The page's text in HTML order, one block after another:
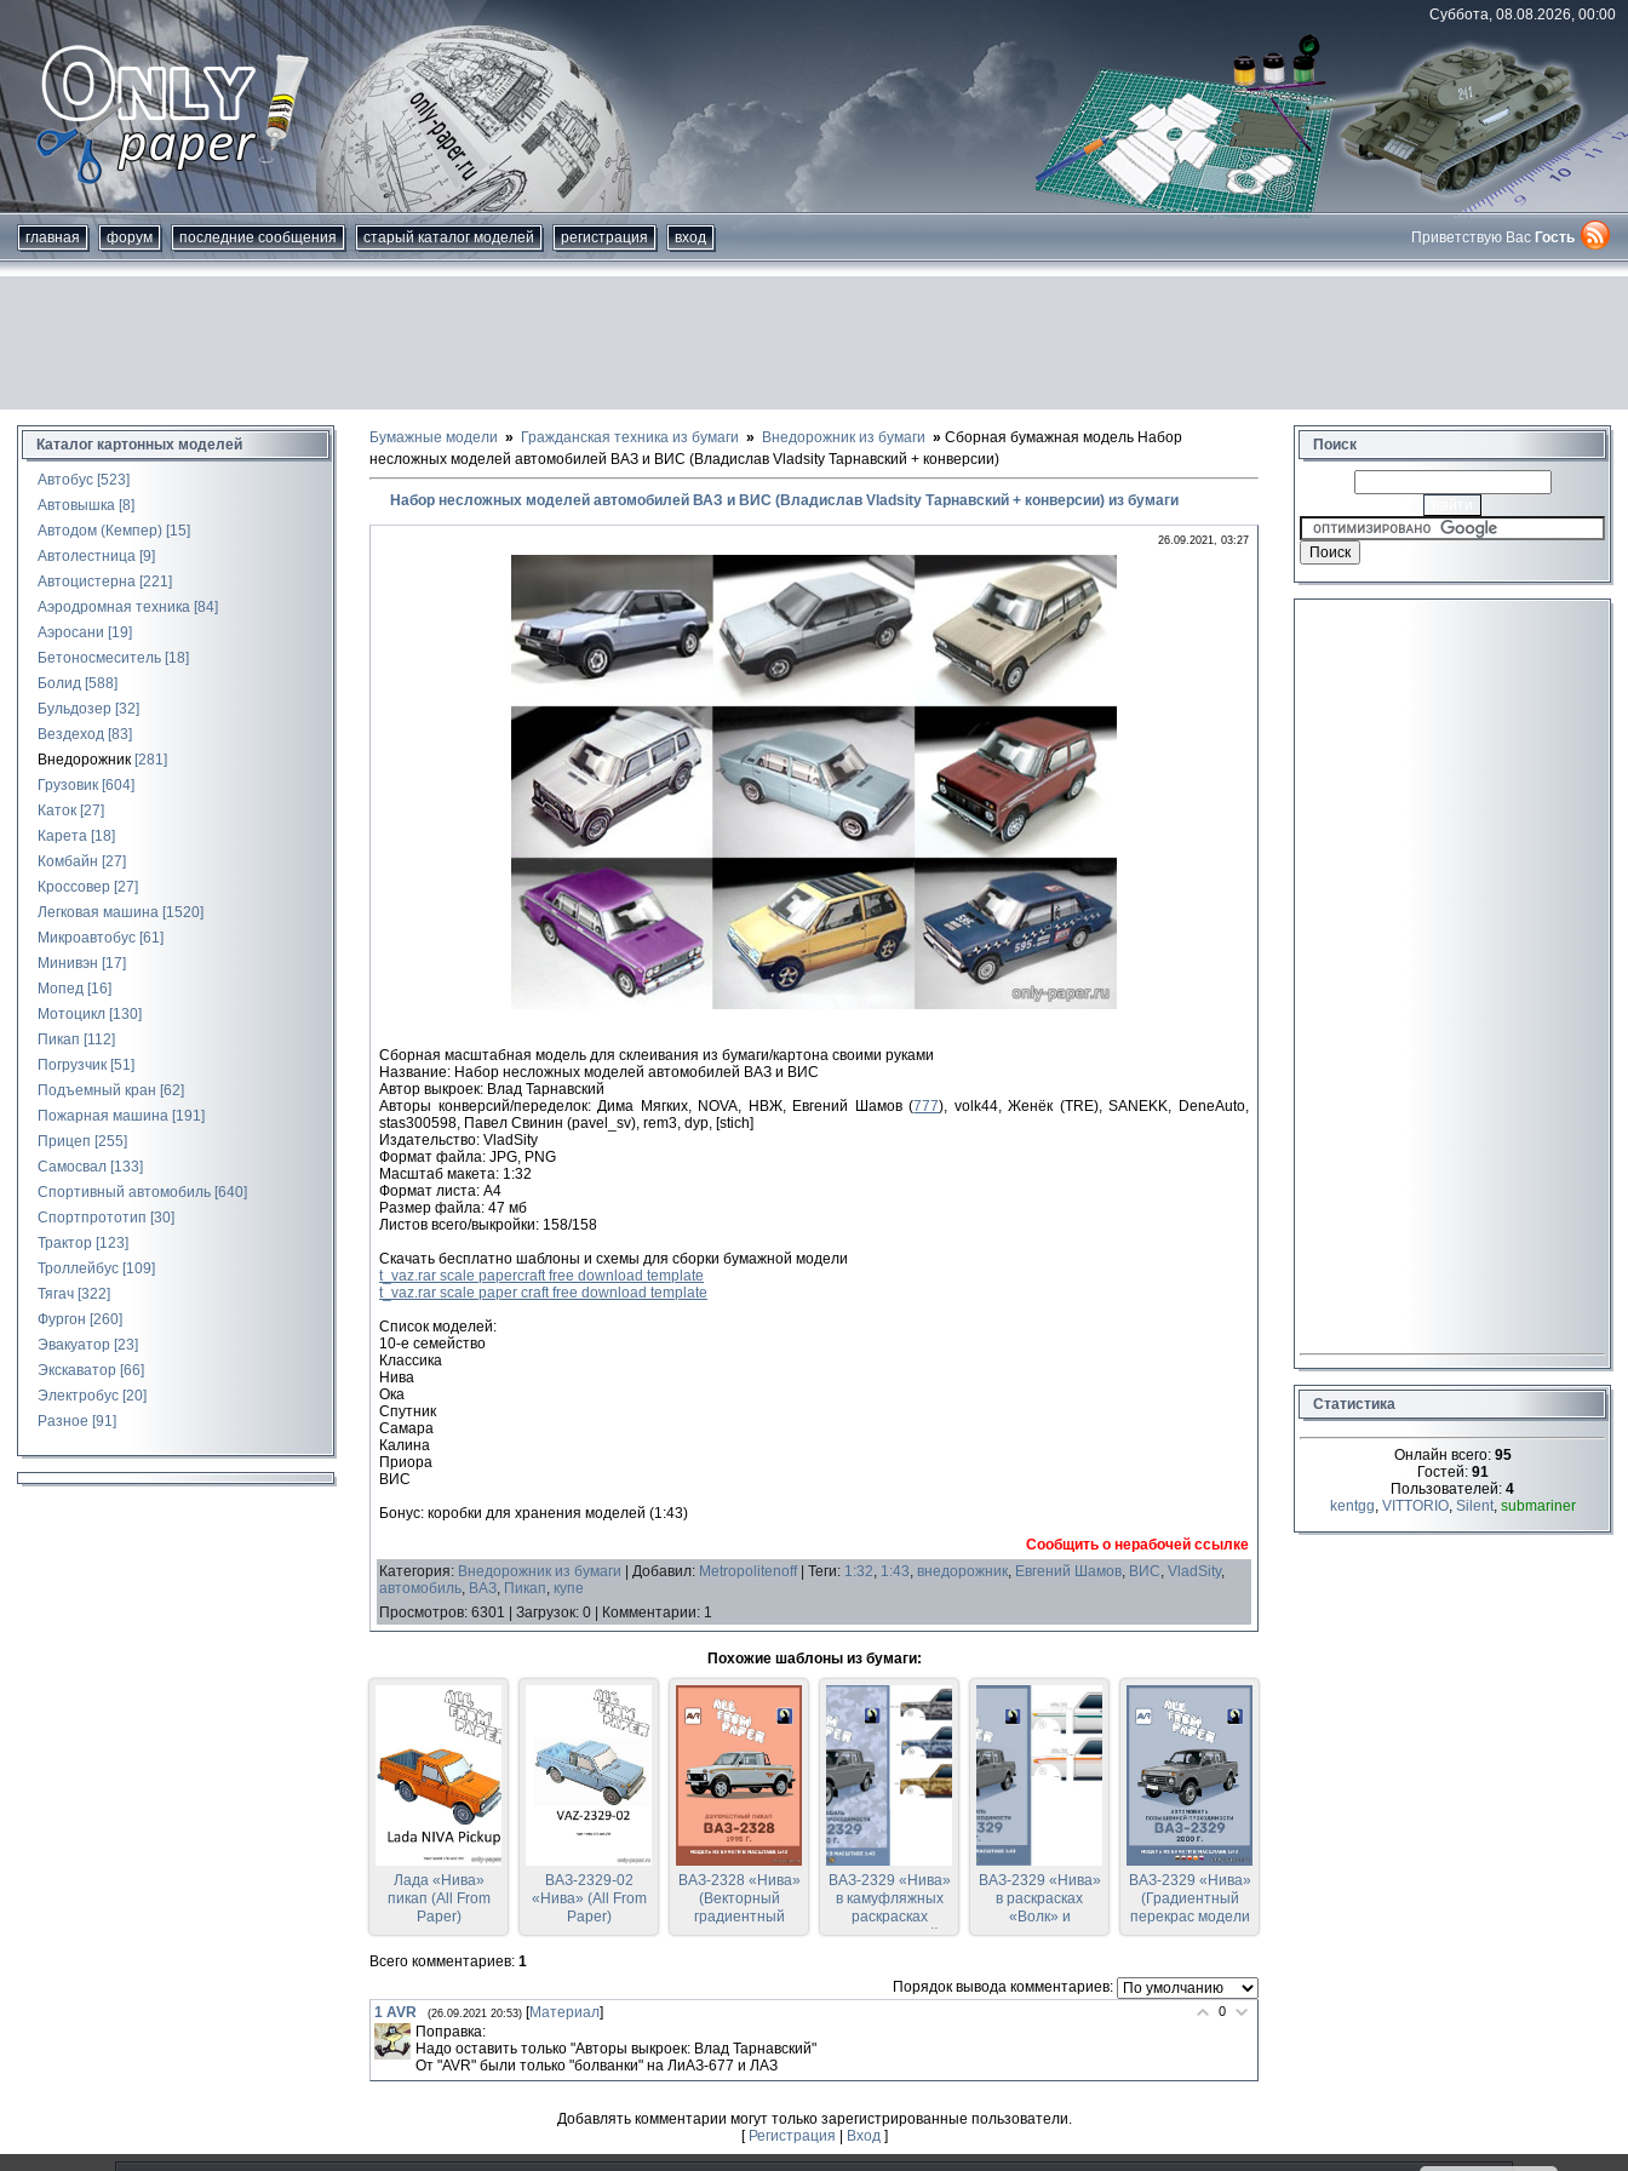
Суббота, 08.08.2026, 00:00
главная форум последние сообщения старый каталог моделей регистрация вход Приветствую Вас Гость
Каталог картонных моделей
Автобус [523]
Автовышка [8]
Автодом (Кемпер) [15]
Автолестница [9]
Автоцистерна [221]
Аэродромная техника [84]
Аэросани [19]
Бетоносмеситель [18]
Болид [588]
Бульдозер [32]
Вездеход [83]
Внедорожник [281]
Грузовик [604]
Каток [27]
Карета [18]
Комбайн [27]
Кроссовер [27]
Легковая машина [1520]
Микроавтобус [61]
Минивэн [17]
Мопед [16]
Мотоцикл [130]
Пикап [112]
Погрузчик [51]
Подъемный кран [62]
Пожарная машина [191]
Прицеп [255]
Самосвал [133]
Спортивный автомобиль [640]
Спортпрототип [30]
Трактор [123]
Троллейбус [109]
Тягач [322]
Фургон [260]
Эвакуатор [23]
Экскаватор [66]
Электробус [20]
Разное [91]
Бумажные модели Гражданская техника из бумаги Внедорожник из бумаги
Сборная бумажная модель Набор
несложных моделей автомобилей ВАЗ и ВИС (Владислав Vladsity Тарнавский + конверсии)
Набор несложных моделей автомобилей ВАЗ и ВИС (Владислав Vladsity Тарнавский + конверсии) из бумаги
26.09.2021, 03:27
Сборная масштабная модель для склеивания из бумаги/картона своими руками
Название: Набор несложных моделей автомобилей ВАЗ и ВИС
Автор выкроек: Влад Тарнавский
Авторы конверсий/переделок: Дима Мягких, NOVA, НВЖ, Евгений Шамов (777), volk44, Женёк (TRE), SANEKK, DeneAuto,
stas300598, Павел Свинин (pavel_sv), rem3, dyp, [stich]
Издательство: VladSity
Формат файла: JPG, PNG
Масштаб макета: 1:32
Формат листа: А4
Размер файла: 47 мб
Листов всего/выкройки: 158/158
Скачать бесплатно шаблоны и схемы для сборки бумажной модели
t_vaz.rar scale papercraft free download template
t_vaz.rar scale paper craft free download template
Список моделей:
10-е семейство
Классика
Нива
Ока
Спутник
Самара
Калина
Приора
ВИС
Бонус: коробки для хранения моделей (1:43)
Сообщить о нерабочей ссылке
Категория: Внедорожник из бумаги Добавил: Metropolitenoff Теги: 1:32, 1:43, внедорожник, Евгений Шамов, ВИС, VladSity,
автомобиль, ВАЗ, Пикап, купе
Просмотров: 6301 Загрузок: 0 Комментарии: 1
Похожие шаблоны из бумаги:
Лада «Нива»
пикап (All From
Paper)
ВАЗ-2329-02
«Нива» (All From
Paper)
ВАЗ-2328 «Нива»
(Векторный
градиентный
перекрас модели
ВАЗ-2329 «Нива»
в камуфляжных
раскрасках
(Градиентный
ВАЗ-2329 «Нива»
в раскрасках
«Волк» и
«Медведь»
All From Paper)
ВАЗ-2329 «Нива»
(Градиентный
перекрас модели
All From Paper)
Всего комментариев: 1
Порядок вывода комментариев:
0
1 AVR (26.09.2021 20:53) [Материал]
Поправка:
Надо оставить только "Авторы выкроек: Влад Тарнавский"
От "AVR" были только "болванки" на ЛиАЗ-677 и ЛАЗ
Добавлять комментарии могут только зарегистрированные пользователи.
[ Регистрация | Вход ]
Поиск
Статистика
Онлайн всего: 95
Гостей: 91
Пользователей: 4
kentgg, VITTORIO, Silent, submariner